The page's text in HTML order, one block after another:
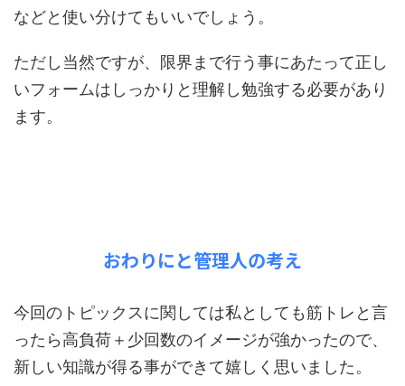
などと使い分けてもいいでしょう。
ただし当然ですが、限界まで行う事にあたって正し
いフォームはしっかりと理解し勉強する必要があり
ます。
おわりにと管理人の考え
今回のトピックスに関しては私としても筋トレと言
ったら高負荷＋少回数のイメージが強かったので、
新しい知識が得る事ができて嬉しく思いました。